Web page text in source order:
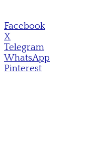
Facebook
X
Telegram
WhatsApp
Pinterest